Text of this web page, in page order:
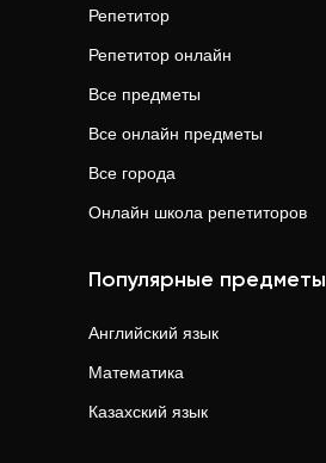
Репетитор
Репетитор онлайн
Все предметы
Все онлайн предметы
Все города
Онлайн школа репетиторов
Популярные предметы
Английский язык
Математика
Казахский язык